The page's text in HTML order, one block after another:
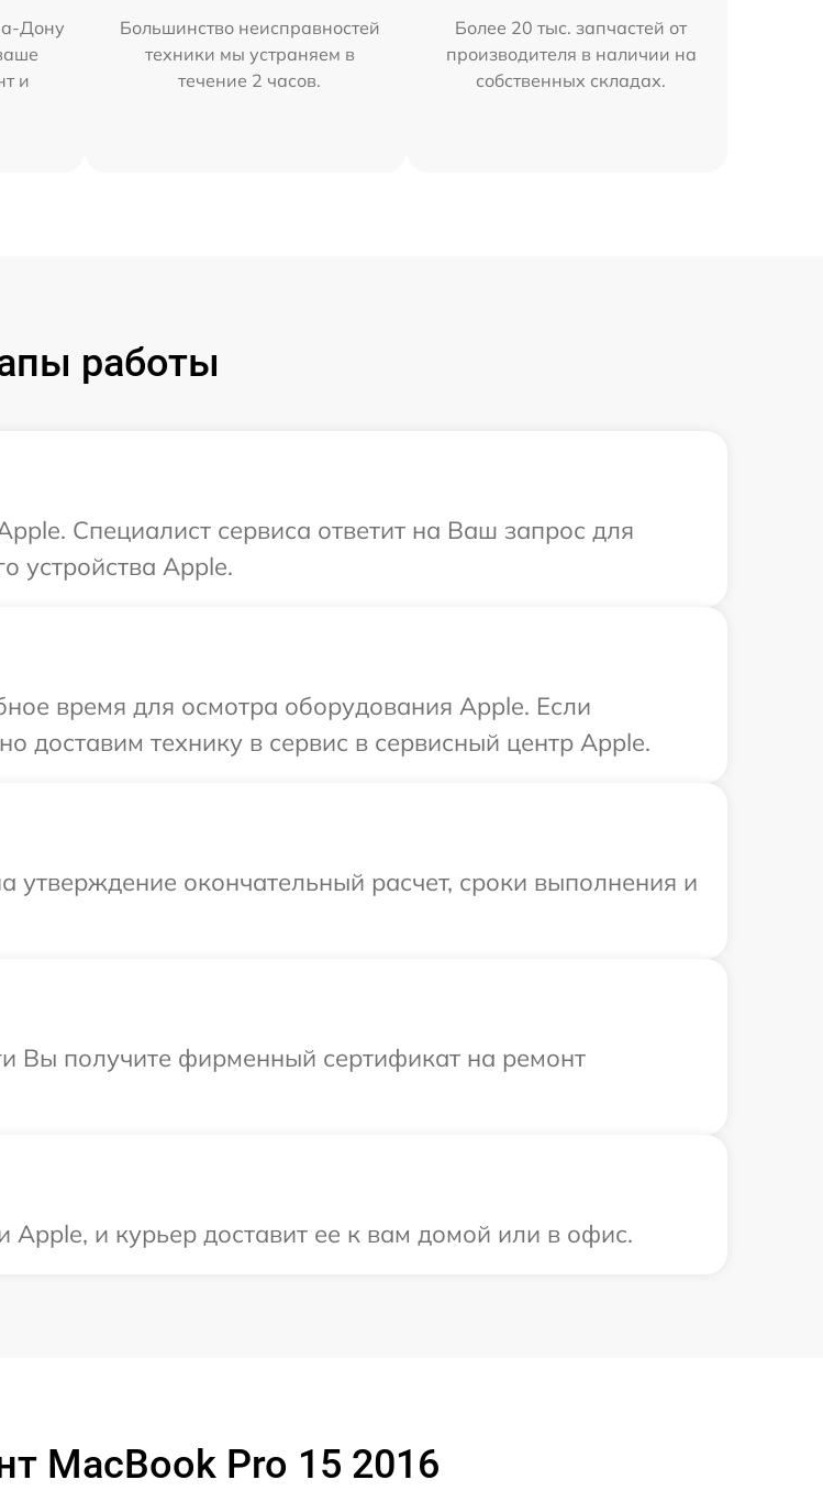
Дону
и
Большинство неисправностей
техники мы устраняем в
течение 2 часов.
Более 20 тыс. запчастей от
производителя в наличии на
собственных складах.
работы
Специалист сервиса ответит на Ваш запрос для
устройства Apple.
время для осмотра оборудования Apple. Если
доставим технику в сервис в сервисный центр Apple.
утверждение окончательный расчет, сроки выполнения и
Вы получите фирменный сертификат на ремонт
и курьер доставит ее к вам домой или в офис.
MacBook Pro 15 2016